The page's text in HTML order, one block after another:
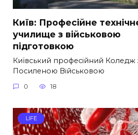
Київ: Професійне
училище з військовою
підготовкою
Київський професійний Коледж
Посиленою Військовою
0 18
LIFE